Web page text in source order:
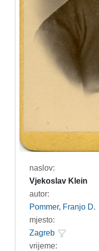
naslov:
Vjekoslav Klein
autor:
Pommer, Franjo D.
mjesto:
Zagreb
vrijeme: